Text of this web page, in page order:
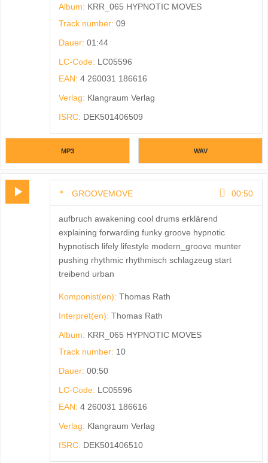
Album: KRR_065 HYPNOTIC MOVES
Track number: 09
Dauer: 01:44
LC-Code: LC05596
EAN: 4 260031 186616
Verlag: Klangraum Verlag
ISRC: DEK501406509
MP3 WAV
GROOVEMOVE 00:50
aufbruch awakening cool drums erklärend
explaining forwarding funky groove hypnotic
hypnotisch lifely lifestyle modern_groove munter
pushing rhythmic rhythmisch schlagzeug start
treibend urban
Komponist(en): Thomas Rath
Interpret(en): Thomas Rath
Album: KRR_065 HYPNOTIC MOVES
Track number: 10
Dauer: 00:50
LC-Code: LC05596
EAN: 4 260031 186616
Verlag: Klangraum Verlag
ISRC: DEK501406510